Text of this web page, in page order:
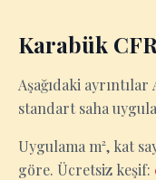
Karabük
Aşağıdaki ayrıntılar
standart saha
Uygulama m², kat
göre. Ücretsiz keşif: